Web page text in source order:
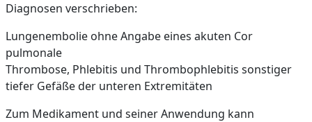
Diagnosen verschrieben:
Lungenembolie ohne Angabe eines akuten Cor
pulmonale
Thrombose, Phlebitis und Thrombophlebitis sonstiger
tiefer Gefäße der unteren Extremitäten
Zum Medikament und seiner Anwendung kann